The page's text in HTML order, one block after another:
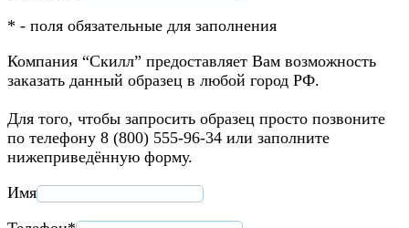
* - поля обязательные для заполнения
Компания “Скилл” предоставляет Вам возможность
заказать данный образец в любой город РФ.
Для того, чтобы запросить образец просто позвоните
по телефону 8 (800) 555-96-34 или заполните
нижеприведённую форму.
Имя